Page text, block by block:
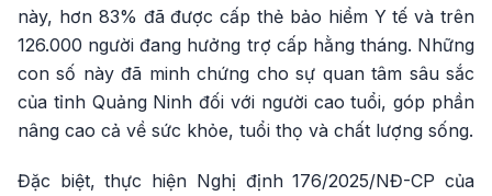
này, hơn 83% đã được cấp thẻ bảo hiểm Y tế và trên
126.000 người đang hưởng trợ cấp hằng tháng. Những
con số này đã minh chứng cho sự quan tâm sâu sắc
của tỉnh Quảng Ninh đối với người cao tuổi, góp phần
nâng cao cả về sức khỏe, tuổi thọ và chất lượng sống.
Đặc biệt, thực hiện Nghị định 176/2025/NĐ-CP của